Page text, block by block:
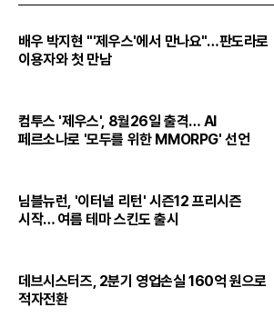
배우 박지현 "'제우스'에서 만나요"…판도라로
이용자와 첫 만남
컴투스 '제우스', 8월26일 출격… AI
페르소나로 '모두를 위한 MMORPG' 선언
님블뉴런, '이터널 리턴' 시즌12 프리시즌
시작… 여름 테마 스킨도 출시
데브시스터즈, 2분기 영업손실 160억 원으로
적자전환